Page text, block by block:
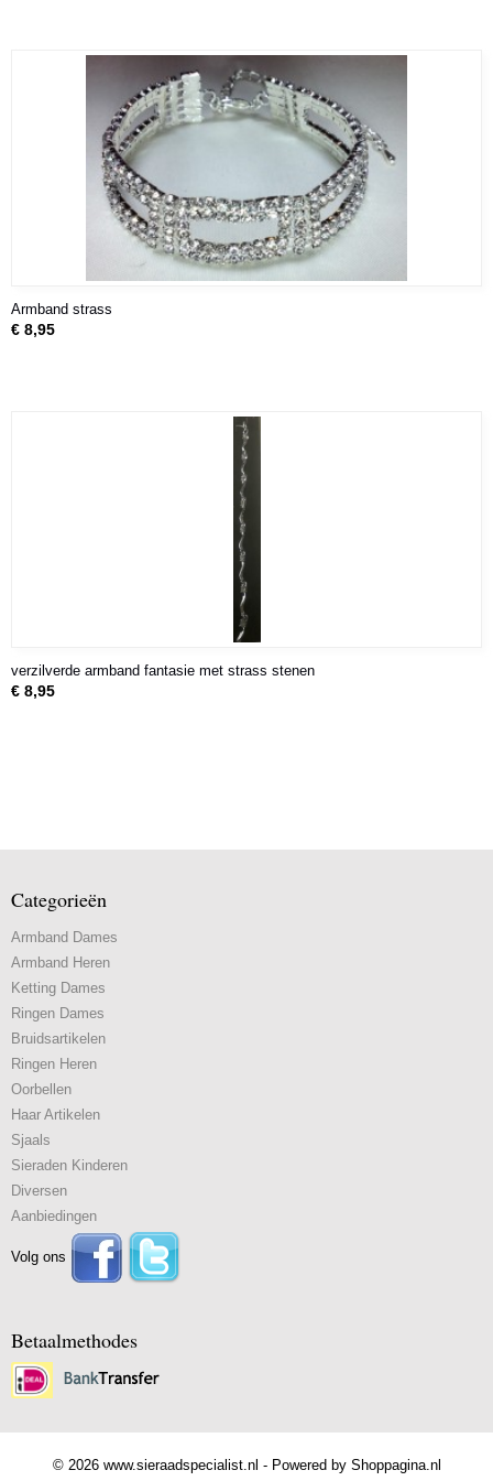
Armband strass
€ 8,95
verzilverde armband fantasie met strass stenen
€ 8,95
Categorieën
Armband Dames
Armband Heren
Ketting Dames
Ringen Dames
Bruidsartikelen
Ringen Heren
Oorbellen
Haar Artikelen
Sjaals
Sieraden Kinderen
Diversen
Aanbiedingen
Volg ons
Betaalmethodes
© 2026 www.sieraadspecialist.nl - Powered by Shoppagina.nl